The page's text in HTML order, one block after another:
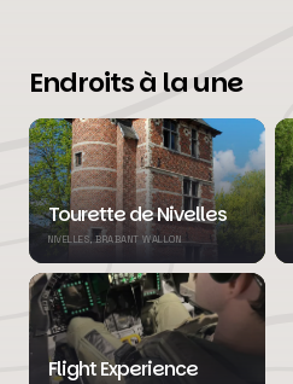
Endroits à la une
Tourette de Nivelles
NIVELLES, BRABANT WALLON
Flight Experience